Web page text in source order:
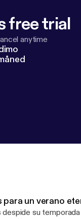
free trial
anytime
para un verano
su